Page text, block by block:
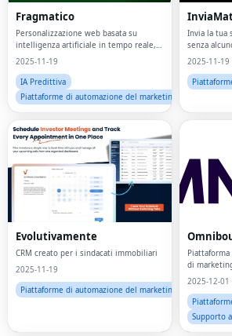
Fragmatico
Personalizzazione web basata su
intelligenza artificiale in tempo reale,
controllata dal professionista del
2025-11-19
IA Predittiva
Piattaforme di automazione del marketing
Invia la tua
senza
2025-11-19
Evolutivamente
CRM creato per i sindacati immobiliari
2025-11-19
Piattaforme di automazione del marketing
di
2025-12-01
Supporto